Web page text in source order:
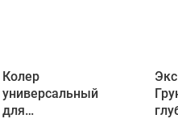
Колер
универсальный
для